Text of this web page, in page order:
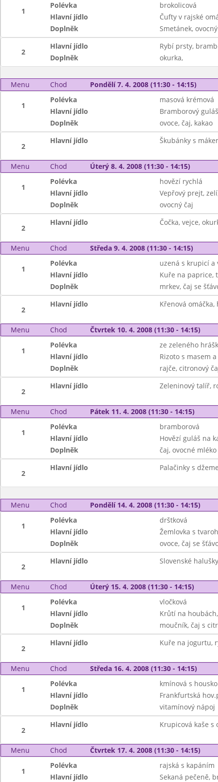
1
Polévka
brokolicová
Hlavní jídlo
Čufty v rajské
Doplněk
Smetánek,
2
Hlavní jídlo
Rybí prsty,
Doplněk
okurka,
Menu Chod Pondělí 7. 4. 2008 (11:30 - 14:15)
1
Polévka
masová krémová
Hlavní jídlo
Bramborový
Doplněk
ovoce, čaj, kakao
2
Hlavní jídlo Škubánky s
Menu Chod Úterý 8. 4. 2008 (11:30 - 14:15)
1
Polévka
hovězí rychlá
Hlavní jídlo
Vepřový prejt,
Doplněk
ovocný čaj
2
Hlavní jídlo Čočka, vejce,
Menu Chod Středa 9. 4. 2008 (11:30 - 14:15)
1
Polévka
uzená s krupicí a
Hlavní jídlo
Kuře na paprice,
Doplněk
mrkev, čaj se
2
Hlavní jídlo Křenová
Menu Chod Čtvrtek 10. 4. 2008 (11:30 - 14:15)
1
Polévka
ze zeleného
Hlavní jídlo
Rizoto s masem
Doplněk
rajče, citronový
2
Hlavní jídlo Zeleninový talíř,
Menu Chod Pátek 11. 4. 2008 (11:30 - 14:15)
1
Polévka
bramborová
Hlavní jídlo
Hovězí guláš na
Doplněk
čaj, ovocné mléko
2
Hlavní jídlo Palačinky s
Menu Chod Pondělí 14. 4. 2008 (11:30 - 14:15)
1
Polévka
drštková
Hlavní jídlo
Žemlovka s
Doplněk
ovoce, čaj se
2
Hlavní jídlo Slovenské
Menu Chod Úterý 15. 4. 2008 (11:30 - 14:15)
1
Polévka
vločková
Hlavní jídlo
Krůtí na
Doplněk
moučník, čaj s
2
Hlavní jídlo Kuře na jogurtu,
Menu Chod Středa 16. 4. 2008 (11:30 - 14:15)
1
Polévka
kmínová s
Hlavní jídlo
Frankfurtská
Doplněk
vitamínový nápoj
2
Hlavní jídlo Krupicová kaše s
Menu Chod Čtvrtek 17. 4. 2008 (11:30 - 14:15)
1
Polévka
rajská s kapáním
Hlavní jídlo
Sekaná pečeně,